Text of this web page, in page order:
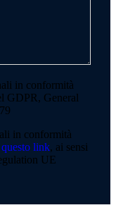
in conformità
GDPR, General
in conformità
questo link, ai sensi
UE